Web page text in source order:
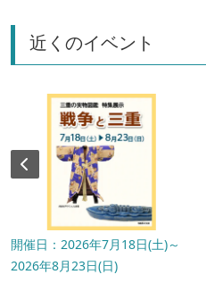
近くのイベント
開催日：2026年7月18日(土)～
2026年8月23日(日)